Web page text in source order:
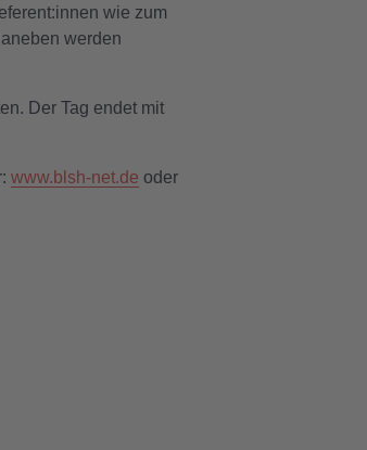
wie zum
werden
Der Tag endet mit
www.blsh-net.de oder